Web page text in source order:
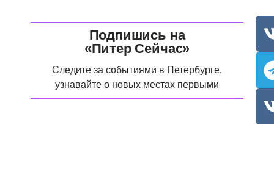
Подпишись на
«Питер Сейчас»
Следите за событиями в Петербурге,
узнавайте о новых местах первыми